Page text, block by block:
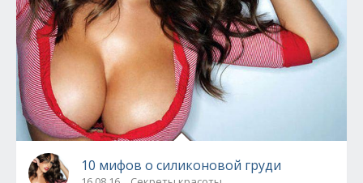
10 мифов о силиконовой груди